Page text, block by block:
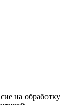
на обработку